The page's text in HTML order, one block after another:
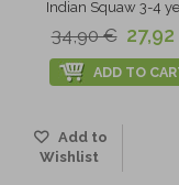
Indian Squaw 3-4
34,90 €
ADD TO
Add to
Wishlist